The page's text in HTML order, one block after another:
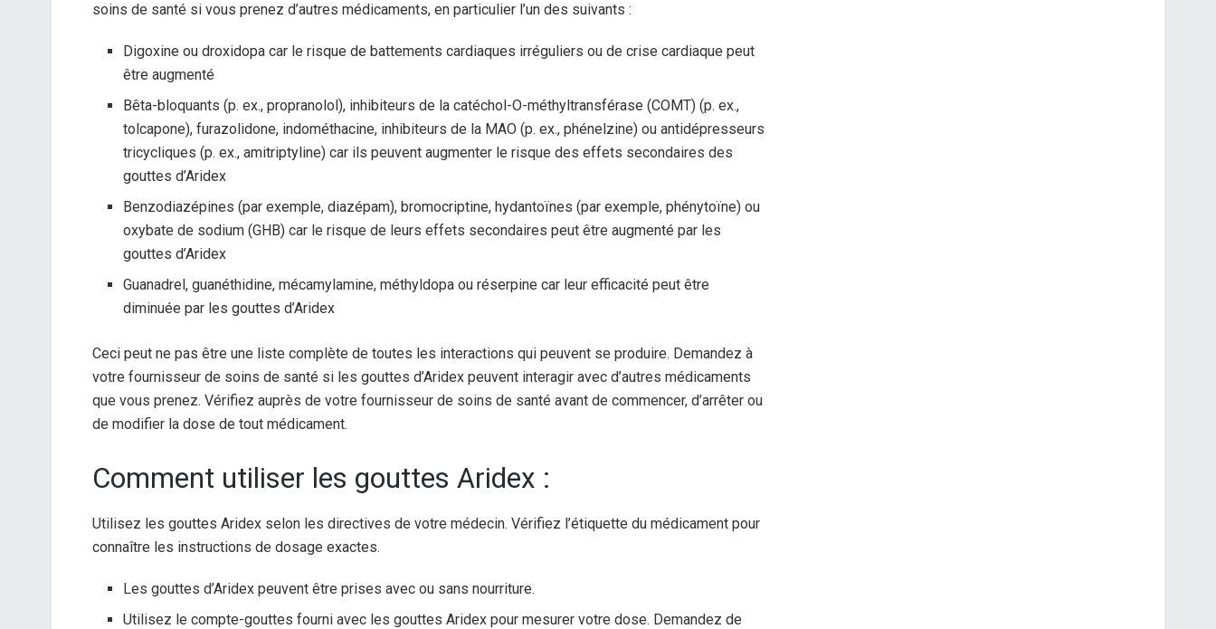
soins de santé si vous prenez d’autres médicaments, en particulier l’un des suivants :
Digoxine ou droxidopa car le risque de battements cardiaques irréguliers ou de crise cardiaque peut
être augmenté
Bêta-bloquants (p. ex., propranolol), inhibiteurs de la catéchol-O-méthyltransférase (COMT) (p. ex.,
tolcapone), furazolidone, indométhacine, inhibiteurs de la MAO (p. ex., phénelzine) ou antidépresseurs
tricycliques (p. ex., amitriptyline) car ils peuvent augmenter le risque des effets secondaires des
gouttes d’Aridex
Benzodiazépines (par exemple, diazépam), bromocriptine, hydantoïnes (par exemple, phénytoïne) ou
oxybate de sodium (GHB) car le risque de leurs effets secondaires peut être augmenté par les
gouttes d’Aridex
Guanadrel, guanéthidine, mécamylamine, méthyldopa ou réserpine car leur efficacité peut être
diminuée par les gouttes d’Aridex
Ceci peut ne pas être une liste complète de toutes les interactions qui peuvent se produire. Demandez à
votre fournisseur de soins de santé si les gouttes d’Aridex peuvent interagir avec d’autres médicaments
que vous prenez. Vérifiez auprès de votre fournisseur de soins de santé avant de commencer, d’arrêter ou
de modifier la dose de tout médicament.
Comment utiliser les gouttes Aridex :
Utilisez les gouttes Aridex selon les directives de votre médecin. Vérifiez l’étiquette du médicament pour
connaître les instructions de dosage exactes.
Les gouttes d’Aridex peuvent être prises avec ou sans nourriture.
Utilisez le compte-gouttes fourni avec les gouttes Aridex pour mesurer votre dose. Demandez de